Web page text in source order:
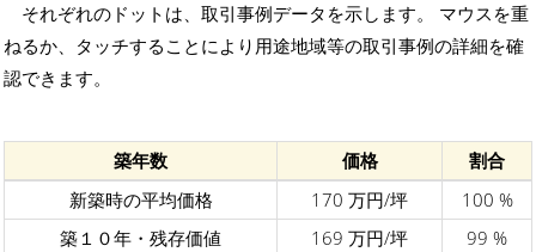
それぞれのドットは、取引事例データを示します。 マウスを重
ねるか、タッチすることにより用途地域等の取引事例の詳細を確
認できます。
築年数 価格
割合
新築時の平均価格
170 万円/坪
100 %
築１０年・残存価値
169 万円/坪
99 %